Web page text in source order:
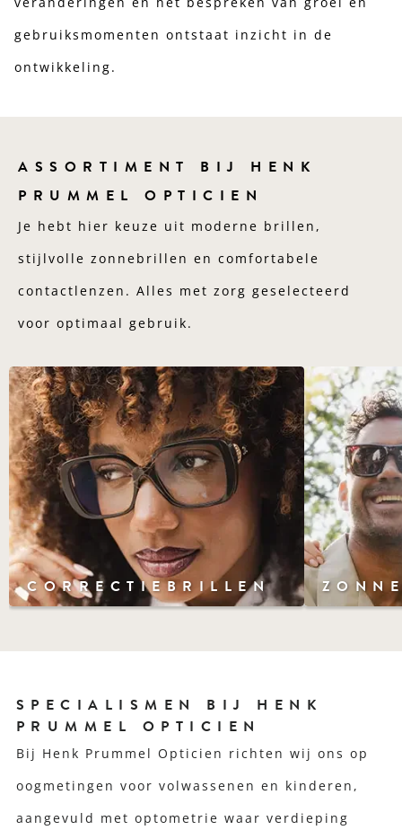
gebruiksmomenten ontstaat inzicht in de
ontwikkeling.
CORRECTIEBRILLEN
ASSORTIMENT BIJ HENK
PRUMMEL OPTICIEN
Je hebt hier keuze uit moderne brillen,
stijlvolle zonnebrillen en comfortabele
contactlenzen. Alles met zorg geselecteerd
voor optimaal gebruik.
SPECIALISMEN BIJ HENK
PRUMMEL OPTICIEN
Bij Henk Prummel Opticien richten wij ons op
oogmetingen voor volwassenen en kinderen,
aangevuld met optometrie waar verdieping